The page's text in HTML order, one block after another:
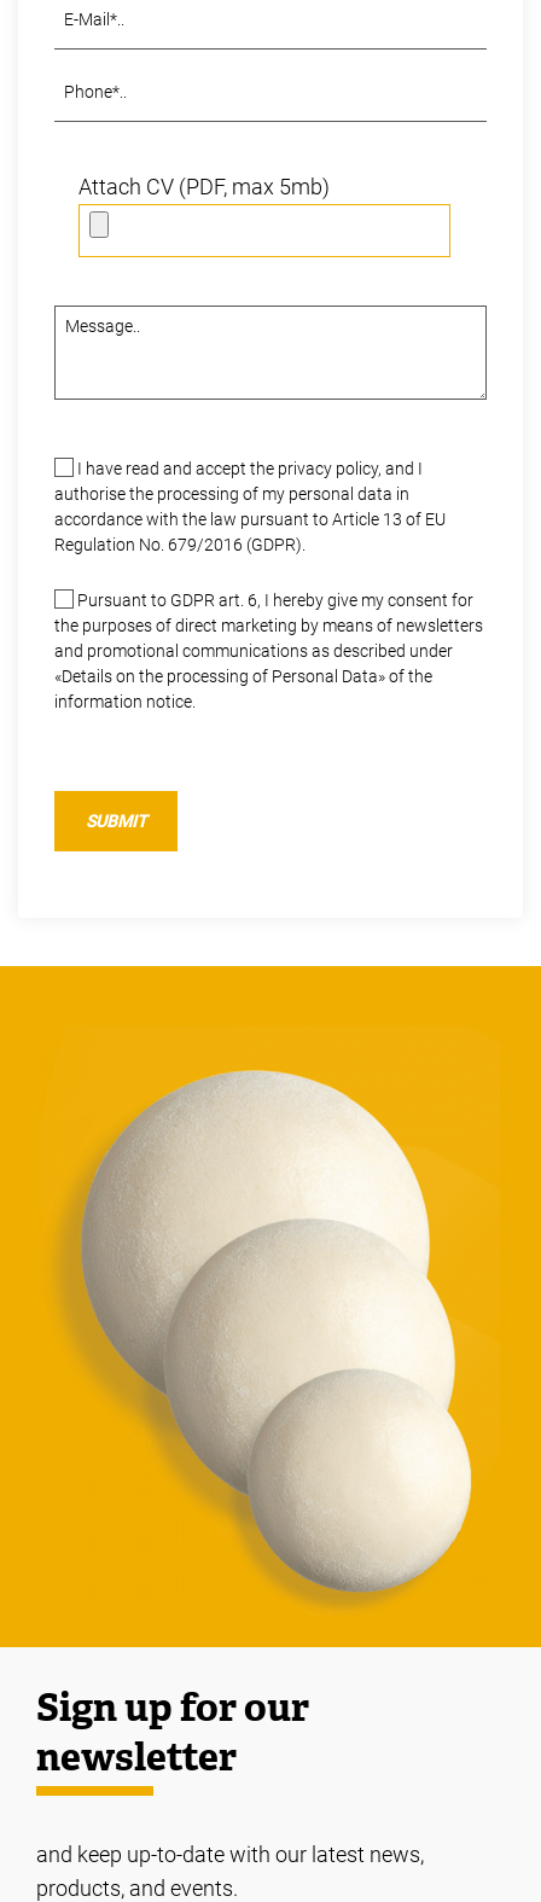
Attach CV (PDF, max 5mb)
I have read and accept the privacy policy, and I
authorise the processing of my personal data in
accordance with the law pursuant to Article 13 of EU
Regulation No. 679/2016 (GDPR).
Pursuant to GDPR art. 6, I hereby give my consent for
the purposes of direct marketing by means of newsletters
and promotional communications as described under
«Details on the processing of Personal Data» of the
information notice.
Sign up for our
newsletter
and keep up-to-date with our latest news,
products, and events.